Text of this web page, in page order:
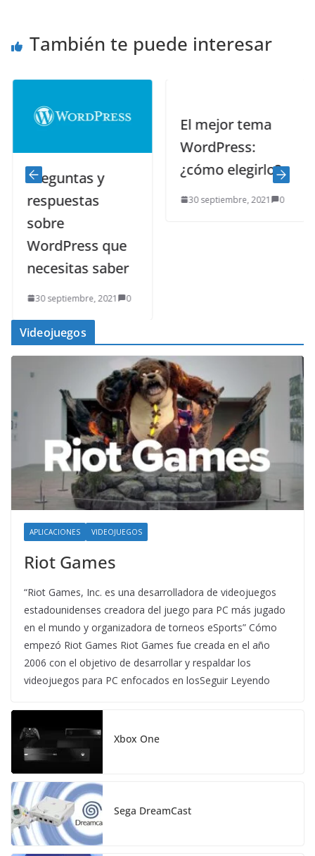
También te puede interesar
Preguntas y
respuestas
sobre
WordPress que
necesitas saber
30 septiembre, 2021 0
El mejor tema
WordPress:
¿cómo elegirlo?
30 septiembre, 2021 0
Videojuegos
APLICACIONES VIDEOJUEGOS
Riot Games
“Riot Games, Inc. es una desarrolladora de videojuegos
estadounidenses creadora del juego para PC más jugado
en el mundo y organizadora de torneos eSports” Cómo
empezó Riot Games Riot Games fue creada en el año
2006 con el objetivo de desarrollar y respaldar los
videojuegos para PC enfocados en losSeguir Leyendo
Xbox One
Sega DreamCast